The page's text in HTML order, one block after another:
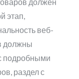
должен
этап,
веб-
должны
подробными
раздел с